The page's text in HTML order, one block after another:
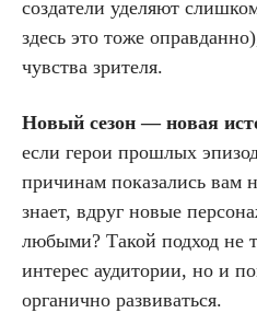
создатели уделяют
здесь это тоже
чувства зрителя.
Новый сезон — новая
если герои прошлых
причинам показались вам
знает, вдруг новые
любыми? Такой подход не
интерес аудитории, но и
органично развиваться.